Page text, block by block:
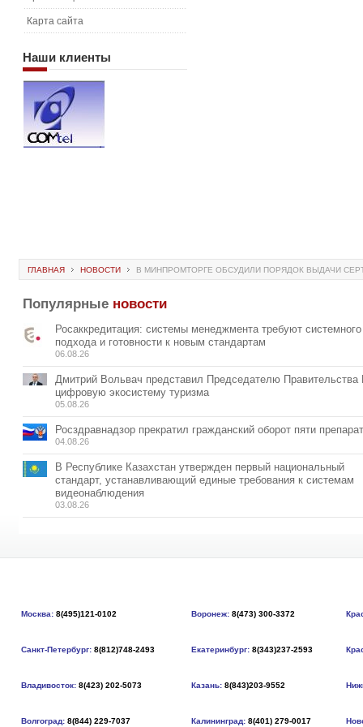
Карта сайта
Наши клиенты
ГЛАВНАЯ НОВОСТИ В МИНПРОМТОРГЕ ОБСУДИЛИ ПОРЯДОК ВЫДАЧИ
Популярные новости
Росаккредитация: системы менеджмента требуют системного
подхода и готовности к новым стандартам
06.08.26
Дмитрий Вольвач представил Председателю
цифровую экосистему туризма
05.08.26
Росздравнадзор прекратил гражданский оборот пяти
04.08.26
В Республике Казахстан утвержден первый национальный
стандарт, устанавливающий единые требования к системам
видеонаблюдения
03.08.26
Москва: 8(495)121-0102 Воронеж: 8(473) 300-3372
Санкт-Петербург: 8(812)748-2493 Екатеринбург: 8(343)237-2593
Владивосток: 8(423) 202-5073 Казань: 8(843)203-9552
Волгоград: 8(844) 229-7037 Калининград: 8(401) 279-0017